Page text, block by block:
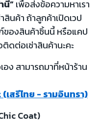
นี้”เพื่อส่งข้อความหาเรา
สินค้า ถ้าลูกค้าเปิดเวป
ของสินค้าชิ้นนี้ หรือแคป
ดต่อเช่าสินค้านะคะ
ง สามารถมาที่หน้าร้าน
สรีไทย - รามอินทรา)
Coat)